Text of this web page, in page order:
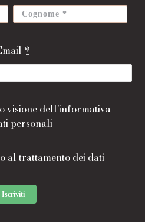
*
visione dell’informativa
personali
al trattamento dei dati
Iscriviti